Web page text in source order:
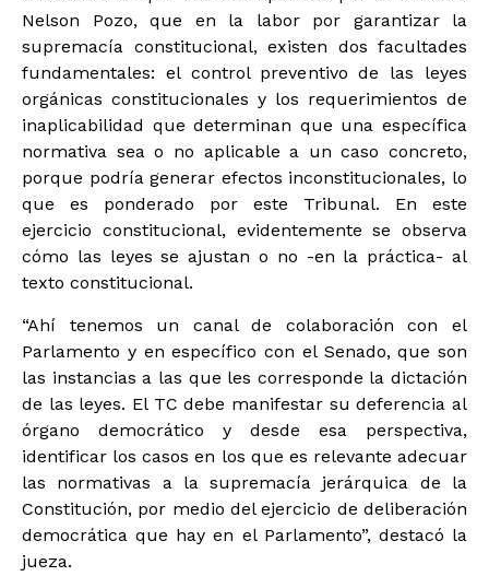
Nelson Pozo, que en la labor por garantizar la
supremacía constitucional, existen dos facultades
fundamentales: el control preventivo de las leyes
orgánicas constitucionales y los requerimientos de
inaplicabilidad que determinan que una específica
normativa sea o no aplicable a un caso concreto,
porque podría generar efectos inconstitucionales, lo
que es ponderado por este Tribunal. En este
ejercicio constitucional, evidentemente se observa
cómo las leyes se ajustan o no -en la práctica- al
texto constitucional.
“Ahí tenemos un canal de colaboración con el
Parlamento y en específico con el Senado, que son
las instancias a las que les corresponde la dictación
de las leyes. El TC debe manifestar su deferencia al
órgano democrático y desde esa perspectiva,
identificar los casos en los que es relevante adecuar
las normativas a la supremacía jerárquica de la
Constitución, por medio del ejercicio de deliberación
democrática que hay en el Parlamento”, destacó la
jueza.